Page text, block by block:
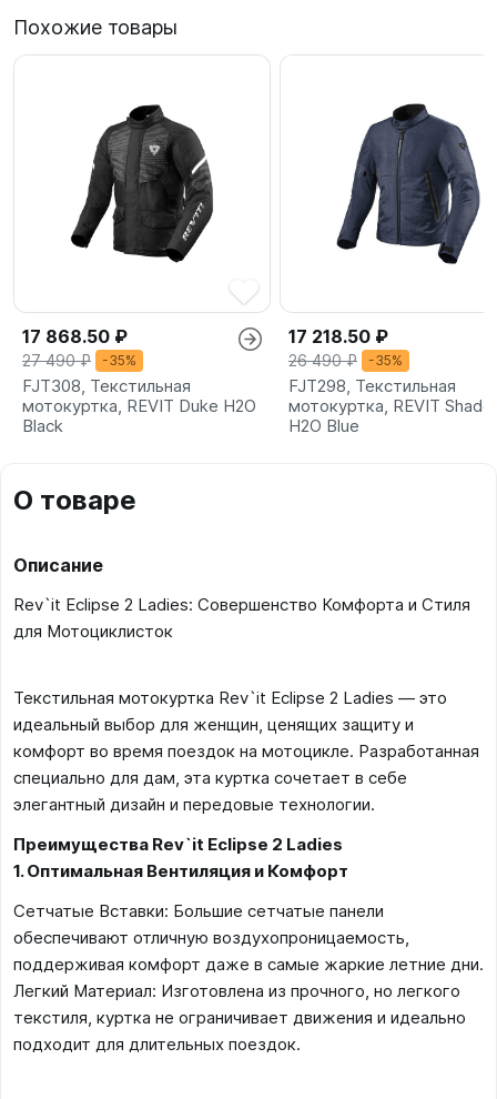
Похожие товары
17 868.50 ₽
27 490 ₽ -35%
FJT308, Текстильная
мотокуртка, REVIT Duke H2O
Black
17 218.50 ₽
26 490 ₽ -35%
FJT298, Текстильная
мотокуртка, REVIT Shade
H2O Blue
О товаре
Описание
Rev`it Eclipse 2 Ladies: Совершенство Комфорта и Стиля
для Мотоциклисток
Текстильная мотокуртка Rev`it Eclipse 2 Ladies — это
идеальный выбор для женщин, ценящих защиту и
комфорт во время поездок на мотоцикле. Разработанная
специально для дам, эта куртка сочетает в себе
элегантный дизайн и передовые технологии.
Преимущества Rev`it Eclipse 2 Ladies
1. Оптимальная Вентиляция и Комфорт
Сетчатые Вставки: Большие сетчатые панели
обеспечивают отличную воздухопроницаемость,
поддерживая комфорт даже в самые жаркие летние дни.
Легкий Материал: Изготовлена из прочного, но легкого
текстиля, куртка не ограничивает движения и идеально
подходит для длительных поездок.